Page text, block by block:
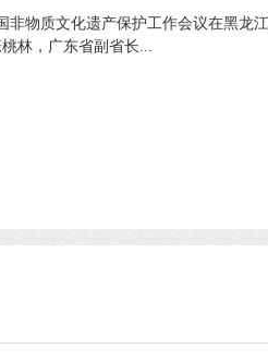
质文化遗产保护工作会议在黑龙
林，广东省副省长...